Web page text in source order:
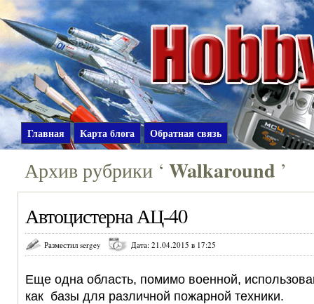
Главная Карта блога Обратная связь
Архив рубрики ‘ Walkaround ’
Автоцистерна АЦ-40
Разместил sergey Дата: 21.04.2015 в 17:25
Еще одна область, помимо военной,
как базы для различной пожарной техники.